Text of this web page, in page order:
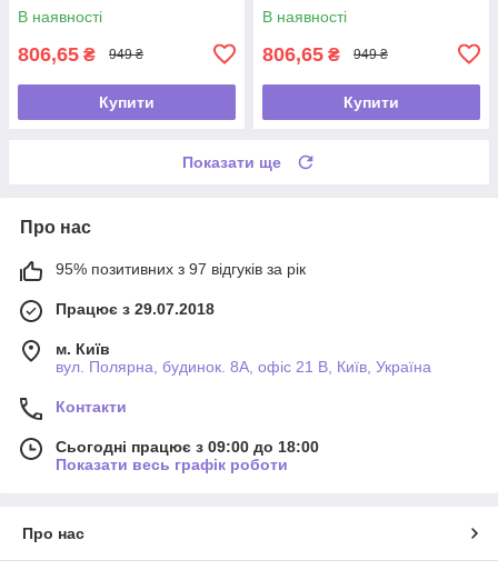
В наявності
806,65 ₴ 949 ₴
Купити
В наявності
806,65 ₴ 949 ₴
Купити
Показати ще
Про нас
95% позитивних з 97 відгуків за рік
Працює з 29.07.2018
м. Київ
вул. Полярна, будинок. 8А, офіс 21 В, Київ, Україна
Контакти
Сьогодні працює з 09:00 до 18:00
Показати весь графік роботи
Про нас